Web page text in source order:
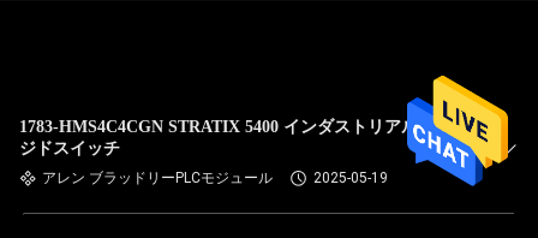
1783-HMS4C4CGN STRATIX 5400 インダストリアルマネー
ジドスイッチ
アレン ブラッドリーPLCモジュール 2025-05-19